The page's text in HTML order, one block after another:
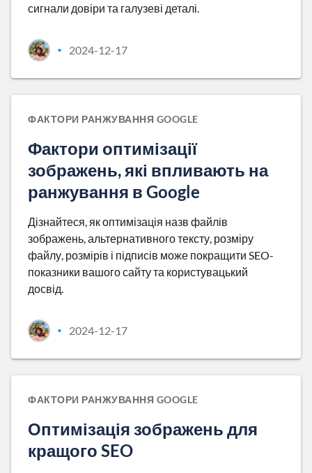
сигнали довіри та галузеві деталі.
• 2024-12-17
ФАКТОРИ РАНЖУВАННЯ GOOGLE
Фактори оптимізації
зображень, які впливають на
ранжування в Google
Дізнайтеся, як оптимізація назв файлів
зображень, альтернативного тексту, розміру
файлу, розмірів і підписів може покращити SEO-
показники вашого сайту та користувацький
досвід.
• 2024-12-17
ФАКТОРИ РАНЖУВАННЯ GOOGLE
Оптимізація зображень для
кращого SEO